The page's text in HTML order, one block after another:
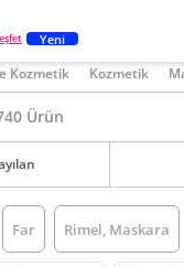
Yeni
Kozmetik Kozmetik
Ürün
Far Rimel, Maskara